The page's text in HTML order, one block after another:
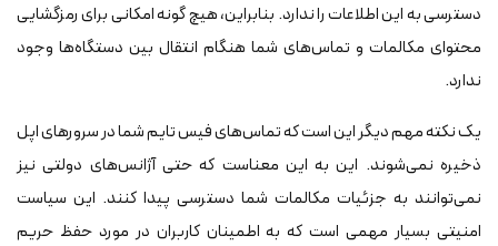
دسترسی به این اطلاعات را ندارد. بنابراین، هیچ گونه امکانی برای رمزگشایی
محتوای مکالمات و تماس‌های شما هنگام انتقال بین دستگاه‌ها وجود
ندارد.
یک نکته مهم دیگر این است که تماس‌های فیس تایم شما در سرورهای اپل
ذخیره نمی‌شوند. این به این معناست که حتی آژانس‌های دولتی نیز
نمی‌توانند به جزئیات مکالمات شما دسترسی پیدا کنند. این سیاست
امنیتی بسیار مهمی است که به اطمینان کاربران در مورد حفظ حریم